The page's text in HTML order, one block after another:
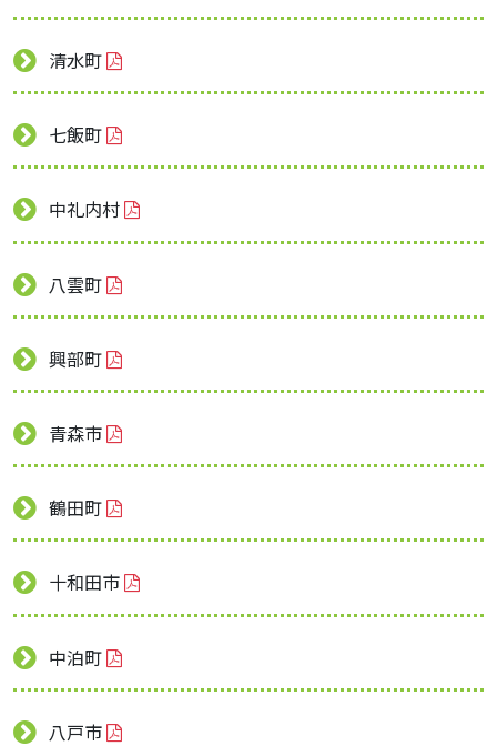
清水町
七飯町
中礼内村
八雲町
興部町
青森市
鶴田町
十和田市
中泊町
八戸市